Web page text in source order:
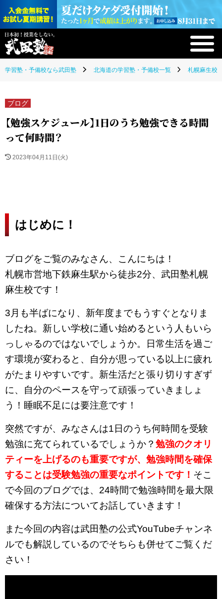
学習塾・予備校なら武田塾 北海道の学習塾・予備校一覧 札幌麻生校(
ブログ
【勉強スケジュール】1日のうち勉強できる時間
って何時間？
2023年04月11日(火)
はじめに！
ブログをご覧のみなさん、こんにちは！
札幌市営地下鉄麻生駅から徒歩2分、武田塾札幌
麻生校です！
3月も半ばになり、新年度までもうすぐとなりま
したね。新しい学校に通い始めるという人もいら
っしゃるのではないでしょうか。日常生活を過ご
す環境が変わると、自分が思っている以上に疲れ
がたまりやすいです。新生活だと張り切りすぎず
に、自分のペースを守って頑張っていきましょ
う！睡眠不足には要注意です！
突然ですが、みなさんは1日のうち何時間を受験
勉強に充てられているでしょうか？ 勉強のクオリ
ティーを上げるのも重要ですが、勉強時間を確保
することは受験勉強の重要なポイントです！ そこ
で今回のブログでは、24時間で勉強時間を最大限
確保する方法についてお話していきます！
また今回の内容は武田塾の公式YouTubeチャンネ
ルでも解説しているのでそちらも併せてご覧くだ
さい！